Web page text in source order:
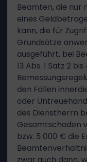
Beamten, die nur
eines
kann, die für
Grundsätze
ausgeführt, bei
13 Abs. 1 Satz 2
den Fällen
oder
des Dienstherrn
Gesamtschaden
bzw. 5 000 € die